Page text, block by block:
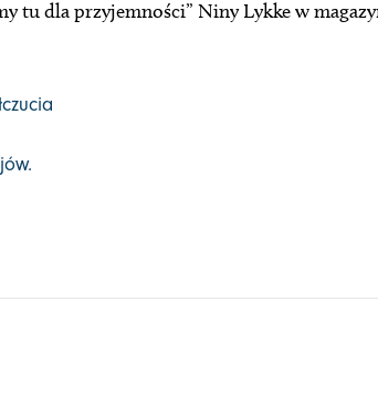
tu dla przyjemności” Niny Lykke w